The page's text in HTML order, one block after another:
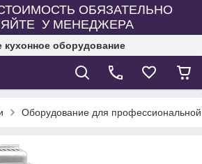
ОБЯЗАТЕЛЬНО
У МЕНЕДЖЕРА
оборудование
Оборудование для профессиональной